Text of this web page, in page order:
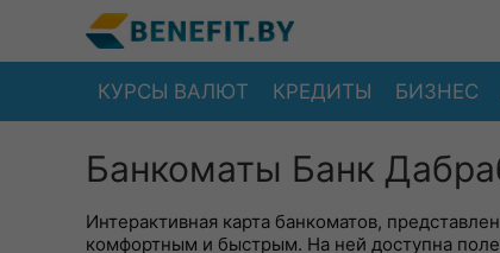
КУРСЫ ВАЛЮТ КРЕДИТЫ БИЗНЕС
Банкоматы Банк
Интерактивная карта банкоматов,
комфортным и быстрым. На ней доступна